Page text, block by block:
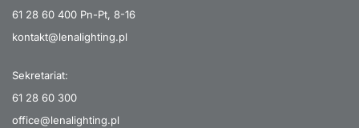
61 28 60 400 Pn-Pt, 8-16
kontakt@lenalighting.pl
Sekretariat:
61 28 60 300
office@lenalighting.pl